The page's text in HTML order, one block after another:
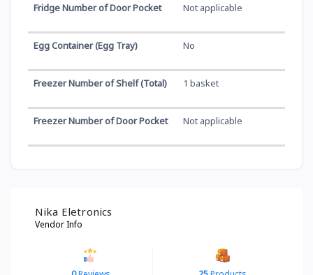
Fridge Number of Door Pocket Not applicable
Egg Container (Egg Tray) No
Freezer Number of Shelf (Total) 1 basket
Freezer Number of Door Pocket Not applicable
Nika Eletronics
Vendor Info